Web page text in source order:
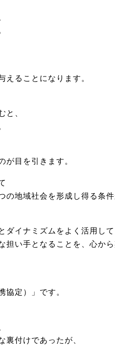
えることになります。
と、
が目を引きます。
の地域社会を形成し得る条
ダイナミズムをよく活用して
い手となることを、心から
協定）」です。
裏付けであったが、